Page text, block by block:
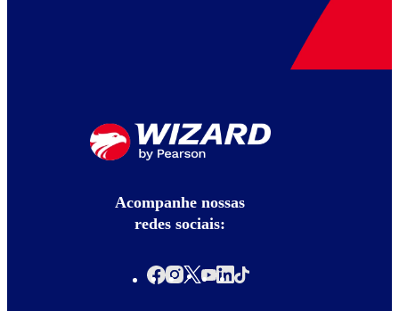
Acompanhe nossas
redes sociais: